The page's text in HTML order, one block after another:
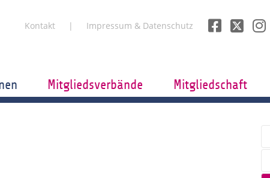
Kontakt Impressum & Datenschutz
Mitgliedsverbände Mitgliedschaft